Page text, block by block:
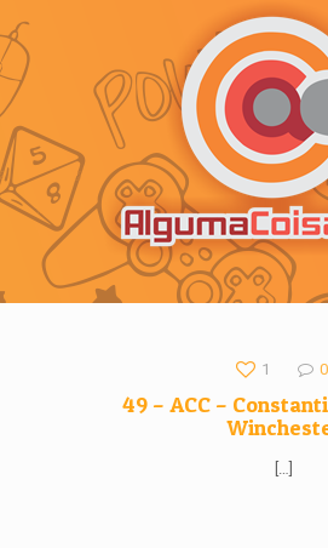
1 0
49 – ACC –
[…]